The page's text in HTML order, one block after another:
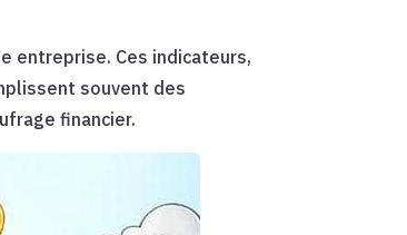
entreprise. Ces indicateurs,
souvent des
financier.